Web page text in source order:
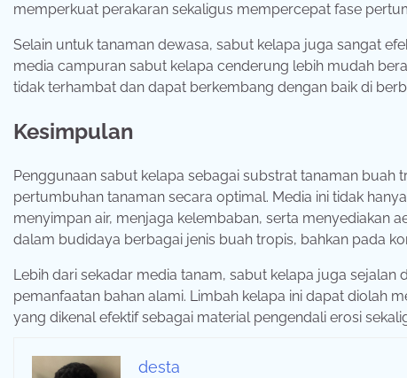
memperkuat perakaran sekaligus mempercepat fase
Selain untuk tanaman dewasa, sabut kelapa juga sangat
media campuran sabut kelapa cenderung lebih mudah
tidak terhambat dan dapat berkembang dengan baik di
Kesimpulan
Penggunaan sabut kelapa sebagai substrat tanaman
pertumbuhan tanaman secara optimal. Media ini tidak
menyimpan air, menjaga kelembaban, serta menyediakan
dalam budidaya berbagai jenis buah tropis, bahkan pada
Lebih dari sekadar media tanam, sabut kelapa juga
pemanfaatan bahan alami. Limbah kelapa ini dapat diolah
yang dikenal efektif sebagai material pengendali erosi
desta